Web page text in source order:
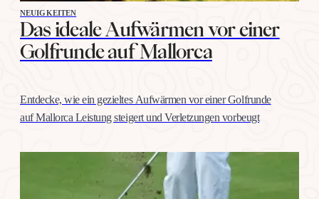
NEUIGKEITEN
Das ideale Aufwärmen vor einer
Golfrunde auf Mallorca
Entdecke, wie ein gezieltes Aufwärmen vor einer Golfrunde
auf Mallorca Leistung steigert und Verletzungen vorbeugt